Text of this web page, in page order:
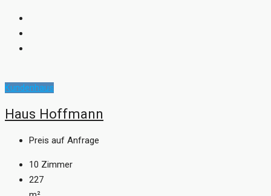
Kundenhaus
Haus Hoffmann
Preis auf Anfrage
10 Zimmer
227